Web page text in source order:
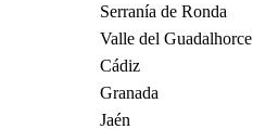
Serranía de Ronda
Valle del Guadalhorce
Cádiz
Granada
Jaén